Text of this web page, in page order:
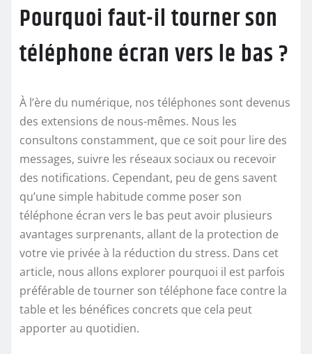
Pourquoi faut-il tourner son
téléphone écran vers le bas ?
À l’ère du numérique, nos téléphones sont devenus
des extensions de nous-mêmes. Nous les
consultons constamment, que ce soit pour lire des
messages, suivre les réseaux sociaux ou recevoir
des notifications. Cependant, peu de gens savent
qu’une simple habitude comme poser son
téléphone écran vers le bas peut avoir plusieurs
avantages surprenants, allant de la protection de
votre vie privée à la réduction du stress. Dans cet
article, nous allons explorer pourquoi il est parfois
préférable de tourner son téléphone face contre la
table et les bénéfices concrets que cela peut
apporter au quotidien.